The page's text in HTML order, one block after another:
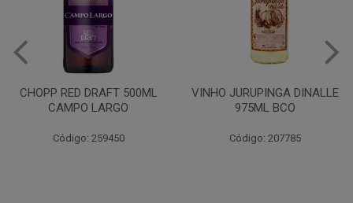
CHOPP RED DRAFT 500ML
CAMPO LARGO
Código: 259450
VINHO JURUPINGA DINALLE
975ML BCO
Código: 207785